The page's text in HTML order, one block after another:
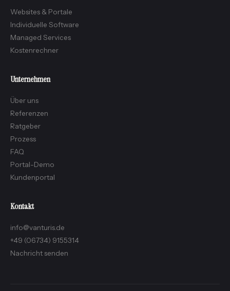
Websites & Portale
Individuelle Software
Managed Services
Kostenrechner
Unternehmen
Über uns
Referenzen
Ratgeber
Prozess
FAQ
Portal-Demo
Kundenportal
Kontakt
info@vanturis.de
+49 (06734) 9155314
Nachricht senden